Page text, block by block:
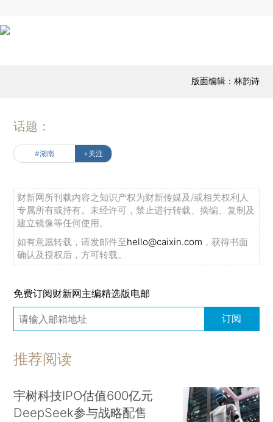
版面编辑：林韵诗
话题：
#湖南 +关注
财新网所刊载内容之知识产权为财新传媒及/或相关权利人
专属所有或持有。未经许可，禁止进行转载、摘编、复制及
建立镜像等任何使用。
如有意愿转载，请发邮件至hello@caixin.com ，获得书面
确认及授权后，方可转载。
免费订阅财新网主编精选版电邮
订阅
推荐阅读
宇树科技IPO估值600亿元
DeepSeek参与战略配售